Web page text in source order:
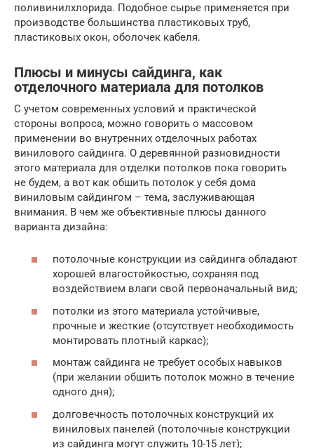
поливинилхлорида. Подобное сырье применяется при
производстве большинства пластиковых труб,
пластиковых окон, оболочек кабеля.
Плюсы и минусы сайдинга, как
отделочного материала для потолков
С учетом современных условий и практической
стороны вопроса, можно говорить о массовом
применении во внутренних отделочных работах
винилового сайдинга. О деревянной разновидности
этого материала для отделки потолков пока говорить
не будем, а вот как обшить потолок у себя дома
виниловым сайдингом – тема, заслуживающая
внимания. В чем же объективные плюсы данного
варианта дизайна:
потолочные конструкции из сайдинга обладают
хорошей влагостойкостью, сохраняя под
воздействием влаги свой первоначальный вид;
потолки из этого материала устойчивые,
прочные и жесткие (отсутствует необходимость
монтировать плотный каркас);
монтаж сайдинга не требует особых навыков
(при желании обшить потолок можно в течение
одного дня);
долговечность потолочных конструкций их
виниловых панелей (потолочные конструкции
из сайдинга могут служить 10-15 лет);